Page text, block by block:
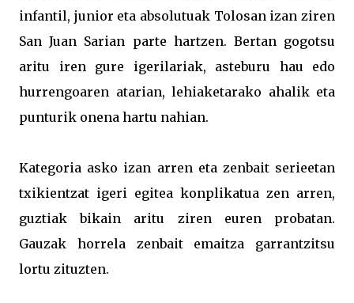
infantil, junior eta absolutuak Tolosan izan ziren
San Juan Sarian parte hartzen. Bertan gogotsu
aritu iren gure igerilariak, asteburu hau edo
hurrengoaren atarian, lehiaketarako ahalik eta
punturik onena hartu nahian.
Kategoria asko izan arren eta zenbait serieetan
txikientzat igeri egitea konplikatua zen arren,
guztiak bikain aritu ziren euren probatan.
Gauzak horrela zenbait emaitza garrantzitsu
lortu zituzten.